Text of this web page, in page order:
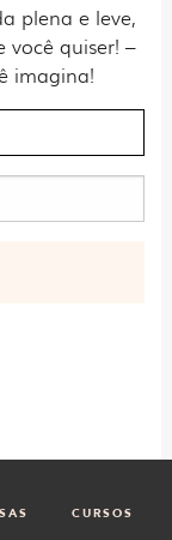
plena e leve,
quiser! –
imagina!
CURSOS